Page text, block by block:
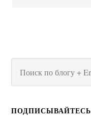
ПОДПИСЫВАЙТЕСЬ